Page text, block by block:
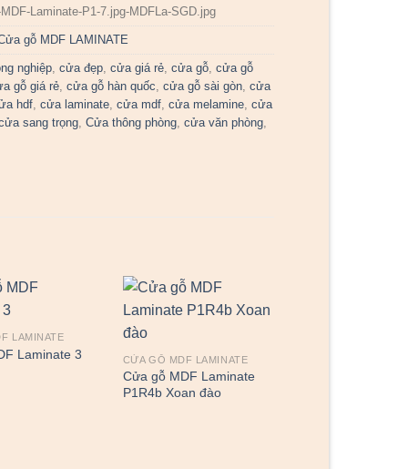
Laminate-P1-7.jpg-MDFLa-SGD.jpg
gỗ MDF LAMINATE
nghiệp,cửa đẹp,cửa giá rẻ,cửa gỗ,cửa gỗ
gỗ giá rẻ,cửa gỗ hàn quốc,cửa gỗ sài gòn,cửa
hdf,cửa laminate,cửa mdf,cửa melamine,cửa
sang trọng,Cửa thông phòng,cửa văn phòng,
LAMINATE
Laminate 3 CỬA GỖ MDF LAMINATE
Cửa gỗ MDF Laminate
P1R4b Xoan đào